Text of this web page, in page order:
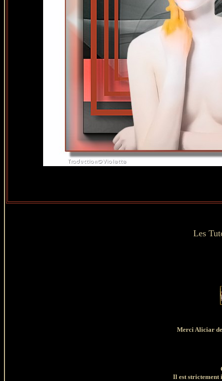
Les
Merci Aliciar
Il est strictement